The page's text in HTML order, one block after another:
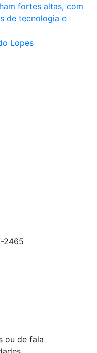
fortes altas, com
de tecnologia e
Lopes
2465
ou de fala